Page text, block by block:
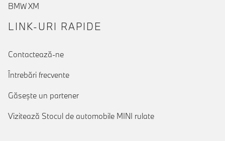
BMW XM
LINK-URI RAPIDE
Contactează-ne
Întrebări frecvente
Găseşte un partener
Vizitează Stocul de automobile MINI rulate